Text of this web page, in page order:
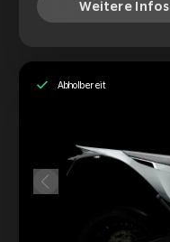
Weitere Infos
Abholbereit